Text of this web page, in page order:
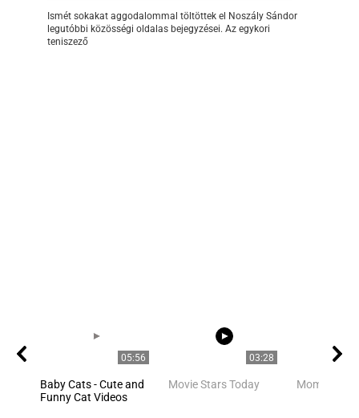
Ismét sokakat aggodalommal töltöttek el Noszály Sándor
legutóbbi közösségi oldalas bejegyzései. Az egykori
teniszező
05:56
Baby Cats - Cute and
Funny Cat Videos
03:28
Movie Stars Today Mom is